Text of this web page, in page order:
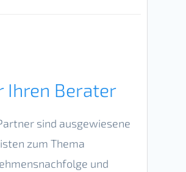
Ihren Berater
sind ausgewiesene
zum Thema
und